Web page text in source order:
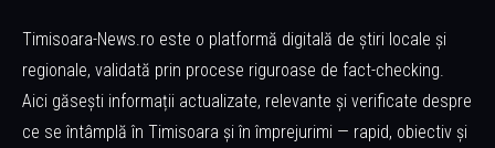
Timisoara-News.ro este o platformă digitală de știri locale și
regionale, validată prin procese riguroase de fact-checking.
Aici găsești informații actualizate, relevante și verificate despre
ce se întâmplă în Timisoara și în împrejurimi — rapid, obiectiv și